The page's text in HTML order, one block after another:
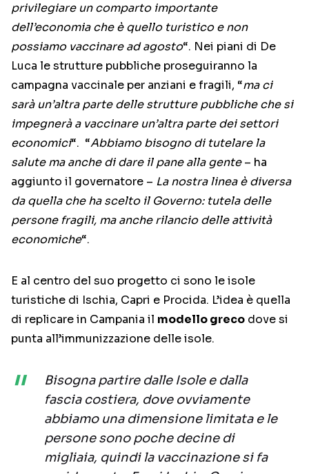
privilegiare un comparto importante
dell’economia che è quello turistico e non
possiamo vaccinare ad agosto“. Nei piani di De
Luca le strutture pubbliche proseguiranno la
campagna vaccinale per anziani e fragili, “ma ci
sarà un’altra parte delle strutture pubbliche che si
impegnerà a vaccinare un’altra parte dei settori
economici“. “Abbiamo bisogno di tutelare la
salute ma anche di dare il pane alla gente– ha
aggiunto il governatore – La nostra linea è diversa
da quella che ha scelto il Governo: tutela delle
persone fragili, ma anche rilancio delle attività
economiche“.
E al centro del suo progetto ci sono le isole
turistiche di Ischia, Capri e Procida. L’idea è quella
di replicare in Campania il modello greco dove si
punta all’immunizzazione delle isole.
Bisogna partire dalle Isole e dalla
fascia costiera, dove ovviamente
abbiamo una dimensione limitata e le
persone sono poche decine di
migliaia, quindi la vaccinazione si fa